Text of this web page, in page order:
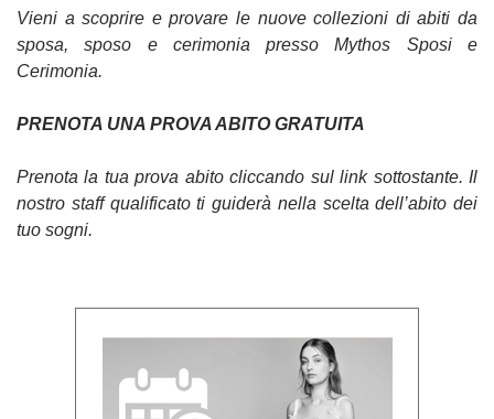
Vieni a scoprire e provare le nuove collezioni di abiti da
sposa, sposo e cerimonia presso Mythos Sposi e
Cerimonia.
PRENOTA UNA PROVA ABITO GRATUITA
Prenota la tua prova abito cliccando sul link sottostante. Il
nostro staff qualificato ti guiderà nella scelta dell’abito dei
tuo sogni.